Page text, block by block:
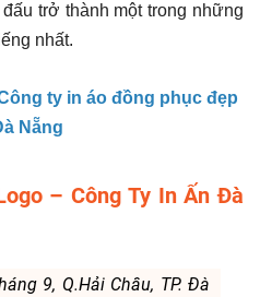
trở thành một trong những
nhất.
ty in áo đồng phục đẹp
Nẵng
– Công Ty In Ấn Đà
9, Q.Hải Châu, TP. Đà